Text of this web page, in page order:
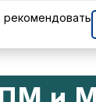
рекомендовать